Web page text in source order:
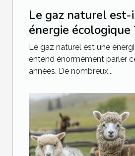
Le gaz naturel est-
énergie écologique
Le gaz naturel est une
entend énormément parler
années. De nombreux...